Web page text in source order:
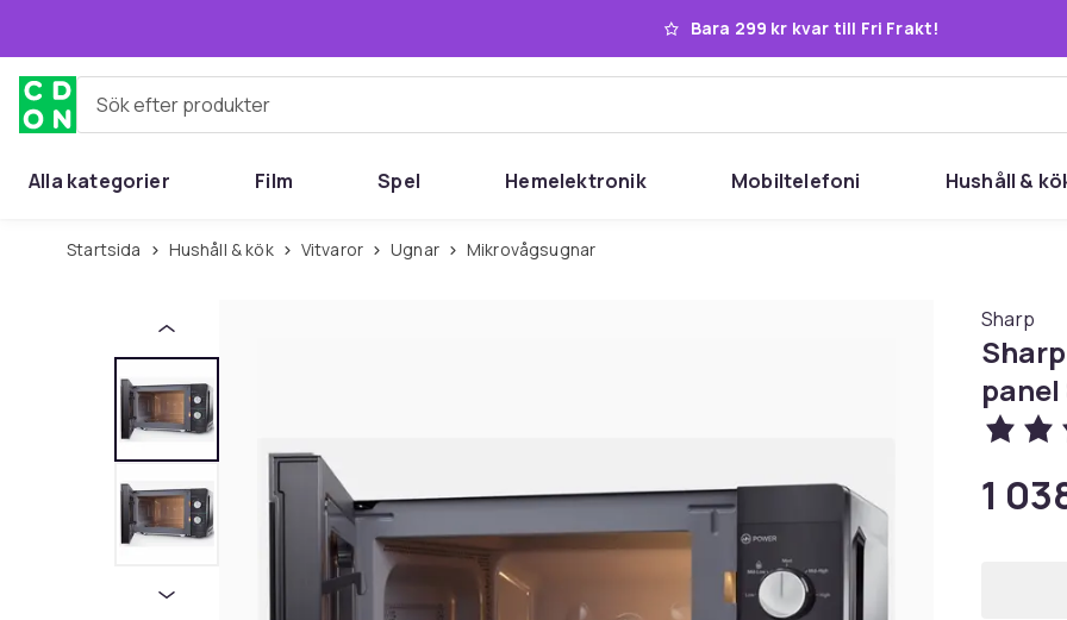
Bara 299 kr kvar till Fri Frakt!
Sök efter produkter
Alla kategorier Film Spel Hemelektronik Mobiltelefoni Hushåll &
Startsida Hushåll & kök Vitvaror Ugnar Mikrovågsugnar
Sharp
1